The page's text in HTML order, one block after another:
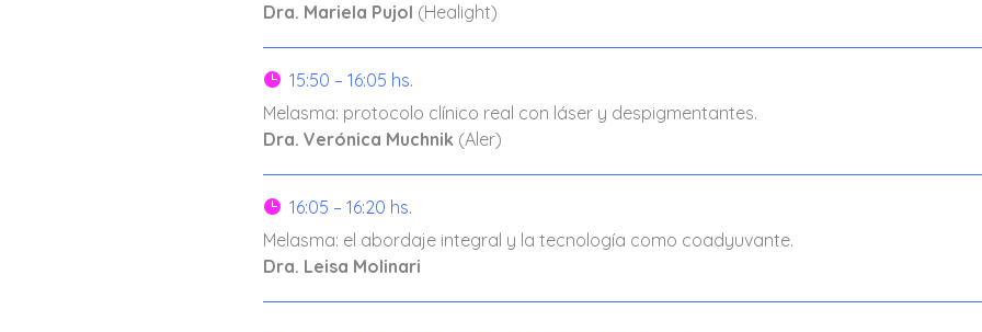
Dra. Mariela Pujol (Healight)
 15:50 – 16:05 hs.
Melasma: protocolo clínico real con láser y despigmentantes.
Dra. Verónica Muchnik (Aler)
 16:05 – 16:20 hs.
Melasma: el abordaje integral y la tecnología como coadyuvante.
Dra. Leisa Molinari